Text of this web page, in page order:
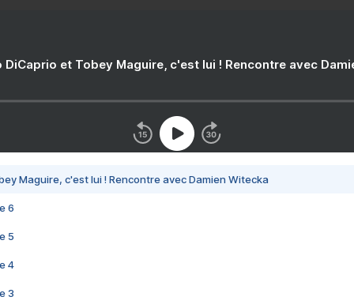
DiCaprio et Tobey Maguire, c'est lui ! Rencontre avec
Maguire, c'est lui ! Rencontre avec Damien Witecka
6
5
4
3